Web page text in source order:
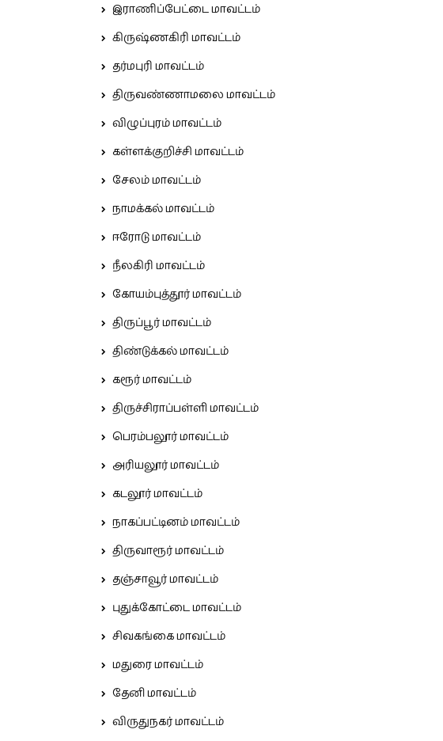
இராணிப்பேட்டை மாவட்டம்
கிருஷ்ணகிரி மாவட்டம்
தர்மபுரி மாவட்டம்
திருவண்ணாமலை மாவட்டம்
விழுப்புரம் மாவட்டம்
கள்ளக்குறிச்சி மாவட்டம்
சேலம் மாவட்டம்
நாமக்கல் மாவட்டம்
ஈரோடு மாவட்டம்
நீலகிரி மாவட்டம்
கோயம்புத்தூர் மாவட்டம்
திருப்பூர் மாவட்டம்
திண்டுக்கல் மாவட்டம்
கரூர் மாவட்டம்
திருச்சிராப்பள்ளி மாவட்டம்
பெரம்பலூர் மாவட்டம்
அரியலூர் மாவட்டம்
கடலூர் மாவட்டம்
நாகப்பட்டினம் மாவட்டம்
திருவாரூர் மாவட்டம்
தஞ்சாவூர் மாவட்டம்
புதுக்கோட்டை மாவட்டம்
சிவகங்கை மாவட்டம்
மதுரை மாவட்டம்
தேனி மாவட்டம்
விருதுநகர் மாவட்டம்